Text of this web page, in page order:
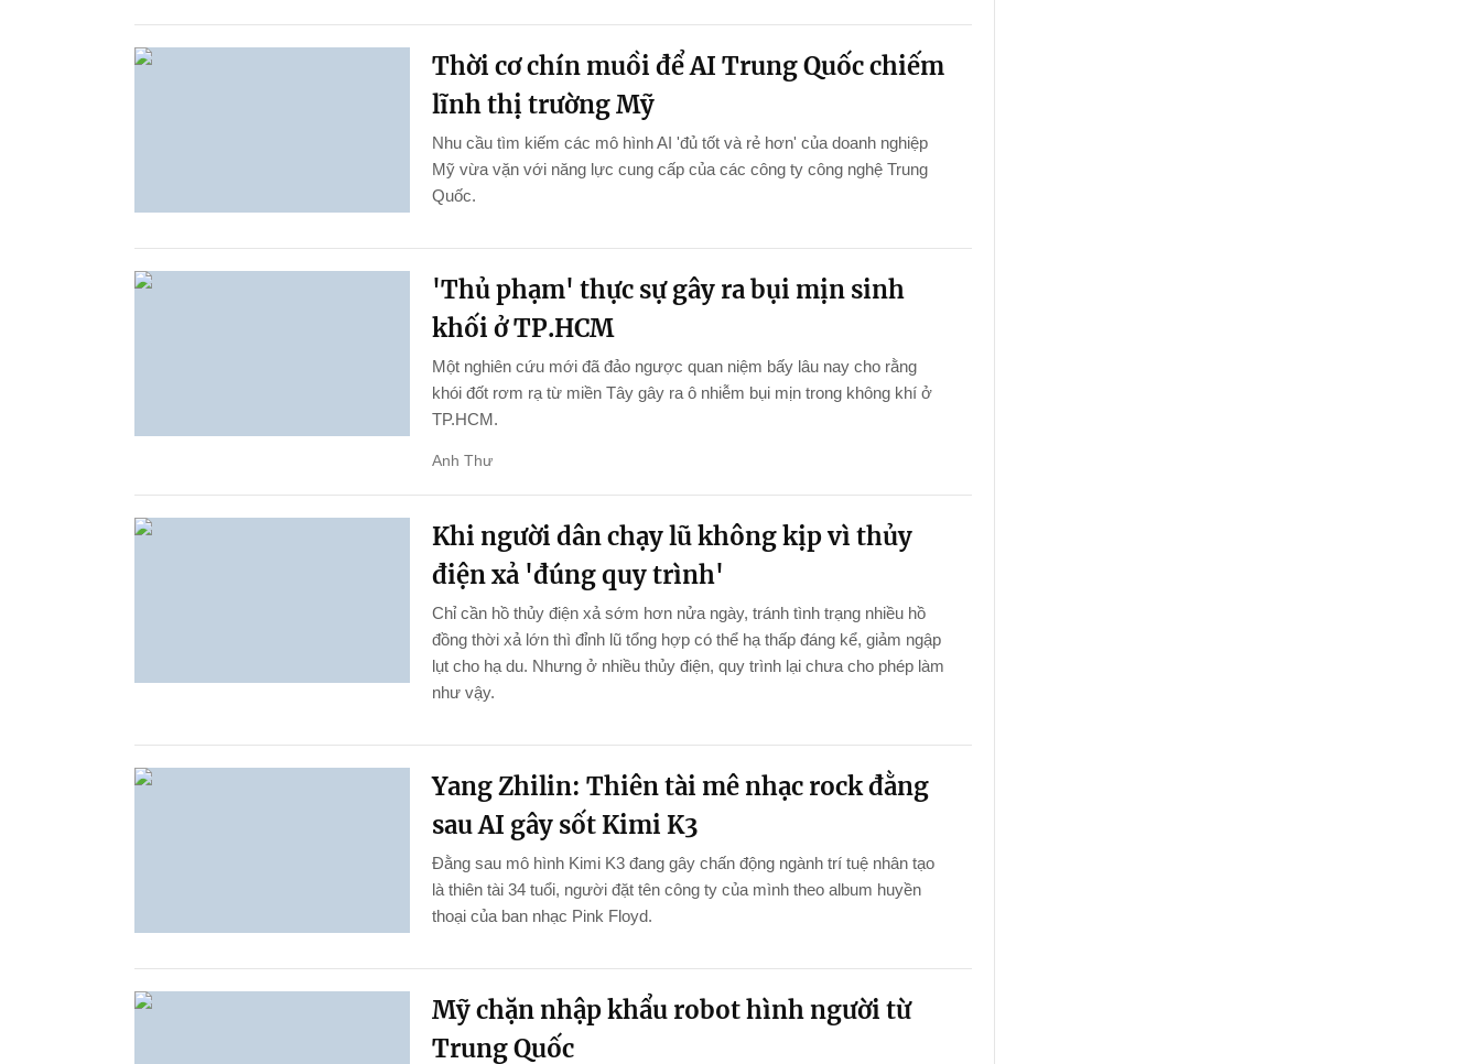
Thời cơ chín muồi để AI Trung Quốc chiếm
lĩnh thị trường Mỹ
Nhu cầu tìm kiếm các mô hình AI 'đủ tốt và rẻ hơn' của doanh nghiệp
Mỹ vừa vặn với năng lực cung cấp của các công ty công nghệ Trung
Quốc.
'Thủ phạm' thực sự gây ra bụi mịn sinh
khối ở TP.HCM
Một nghiên cứu mới đã đảo ngược quan niệm bấy lâu nay cho rằng
khói đốt rơm rạ từ miền Tây gây ra ô nhiễm bụi mịn trong không khí ở
TP.HCM.
Anh Thư
Khi người dân chạy lũ không kịp vì thủy
điện xả 'đúng quy trình'
Chỉ cần hồ thủy điện xả sớm hơn nửa ngày, tránh tình trạng nhiều hồ
đồng thời xả lớn thì đỉnh lũ tổng hợp có thể hạ thấp đáng kể, giảm ngập
lụt cho hạ du. Nhưng ở nhiều thủy điện, quy trình lại chưa cho phép làm
như vậy.
Yang Zhilin: Thiên tài mê nhạc rock đằng
sau AI gây sốt Kimi K3
Đằng sau mô hình Kimi K3 đang gây chấn động ngành trí tuệ nhân tạo
là thiên tài 34 tuổi, người đặt tên công ty của mình theo album huyền
thoại của ban nhạc Pink Floyd.
Mỹ chặn nhập khẩu robot hình người từ
Trung Quốc